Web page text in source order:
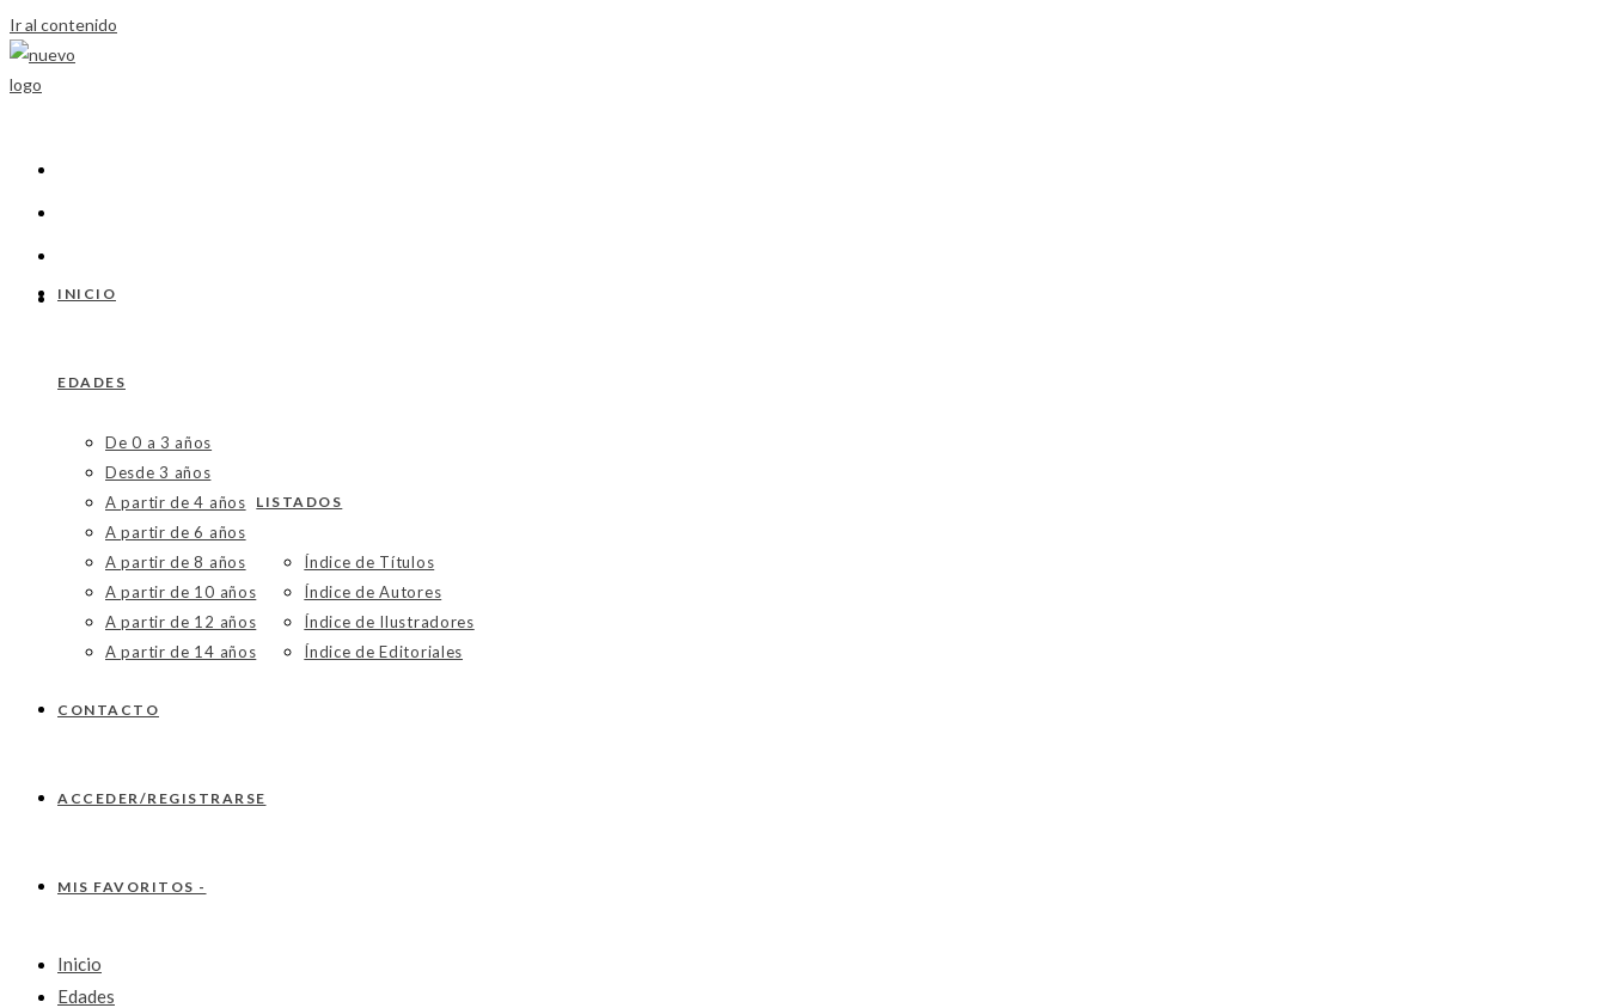
Ir al contenido
INICIO
EDADES
De 0 a 3 años
Desde 3 años
A partir de 4 años
A partir de 6 años
A partir de 8 años
A partir de 10 años
A partir de 12 años
A partir de 14 años
LISTADOS
Índice de Títulos
Índice de Autores
Índice de Ilustradores
Índice de Editoriales
CONTACTO
ACCEDER/REGISTRARSE
MIS FAVORITOS -
Inicio
Edades